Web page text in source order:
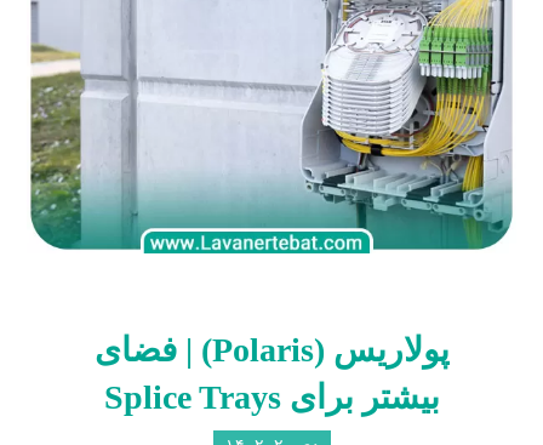
پولاریس (Polaris) | فضای
بیشتر برای Splice Trays